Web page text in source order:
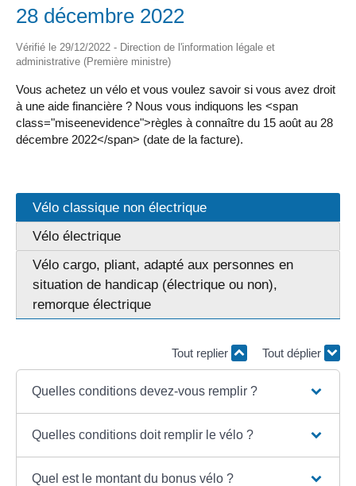
28 décembre 2022
Vérifié le 29/12/2022 - Direction de l'information légale et
administrative (Première ministre)
Vous achetez un vélo et vous voulez savoir si vous avez droit
à une aide financière ? Nous vous indiquons les <span
class="miseenevidence">règles à connaître du 15 août au 28
décembre 2022</span> (date de la facture).
Vélo classique non électrique
Vélo électrique
Vélo cargo, pliant, adapté aux personnes en
situation de handicap (électrique ou non),
remorque électrique
Tout replier Tout déplier
Quelles conditions devez-vous remplir ?
Quelles conditions doit remplir le vélo ?
Quel est le montant du bonus vélo ?